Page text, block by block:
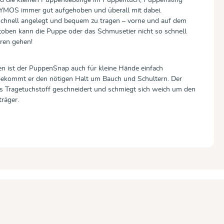
immer gut aufgehoben und überall mit dabei.
angelegt und bequem zu tragen – vorne und auf dem
kann die Puppe oder das Schmusetier nicht so schnell
gehen!
ist der PuppenSnap auch für kleine Hände einfach
er den nötigen Halt um Bauch und Schultern. Der
Tragetuchstoff geschneidert und schmiegt sich weich um den